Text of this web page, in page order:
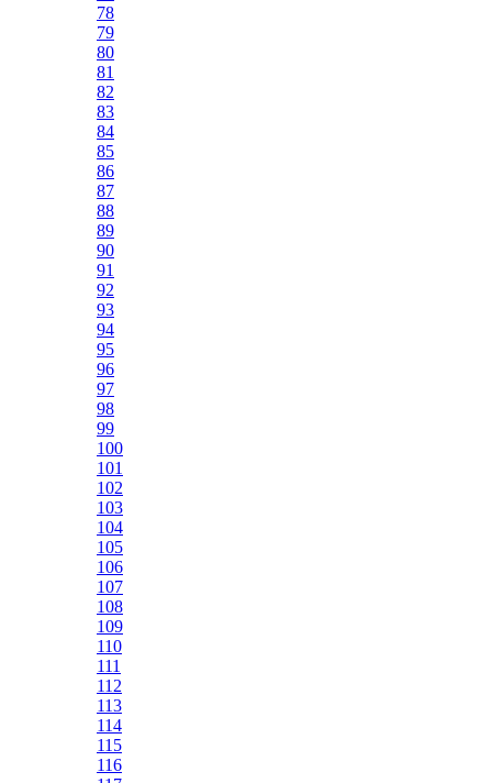
78
79
80
81
82
83
84
85
86
87
88
89
90
91
92
93
94
95
96
97
98
99
100
101
102
103
104
105
106
107
108
109
110
111
112
113
114
115
116